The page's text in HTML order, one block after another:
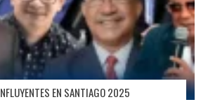
EN SANTIAGO 2025